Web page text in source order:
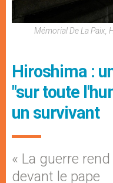
Mémorial De La Paix,
Hiroshima :
"sur toute
un survivant
« La guerre
devant le pape